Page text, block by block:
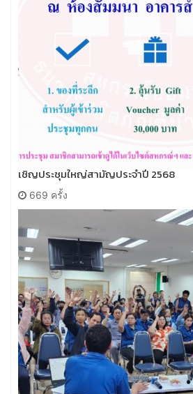
เชิญประชุมใหญ่สามัญประจำปี 2568
669 ครั้ง